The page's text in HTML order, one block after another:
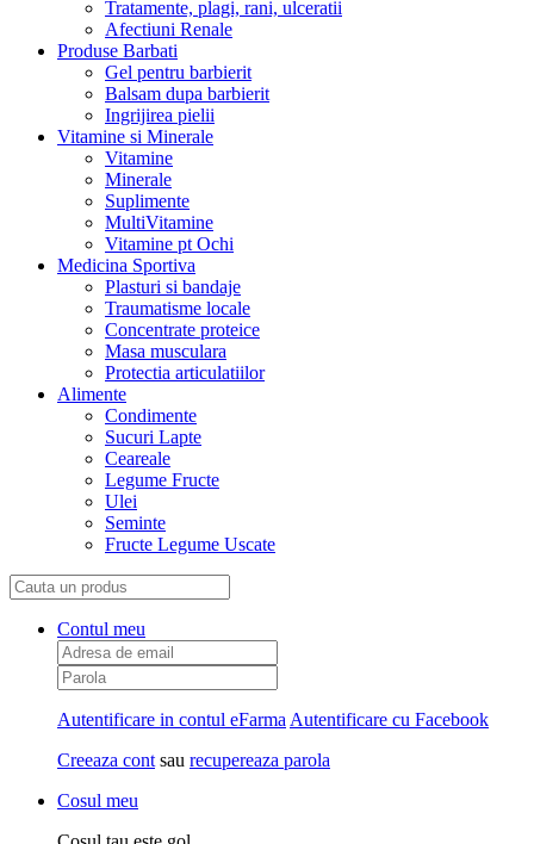
Tratamente, plagi, rani, ulceratii
Afectiuni Renale
Produse Barbati
Gel pentru barbierit
Balsam dupa barbierit
Ingrijirea pielii
Vitamine si Minerale
Vitamine
Minerale
Suplimente
MultiVitamine
Vitamine pt Ochi
Medicina Sportiva
Plasturi si bandaje
Traumatisme locale
Concentrate proteice
Masa musculara
Protectia articulatiilor
Alimente
Condimente
Sucuri Lapte
Ceareale
Legume Fructe
Ulei
Seminte
Fructe Legume Uscate
Contul meu
Autentificare in contul eFarma Autentificare cu Facebook
Creeaza cont sau recupereaza parola
Cosul meu